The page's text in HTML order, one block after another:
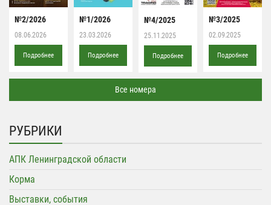
№2/2026
08.06.2026
Подробнее
№1/2026
23.03.2026
Подробнее
№4/2025
25.11.2025
Подробнее
№3/2025
02.09.2025
Подробнее
Все номера
РУБРИКИ
АПК Ленинградской области
Корма
Выставки, события